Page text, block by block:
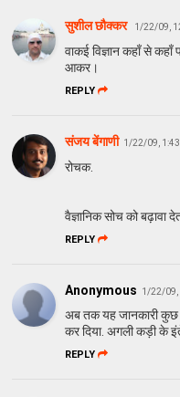
सुशील छौक्कर 1/22/09,
वाकई विज्ञान कहाँ से
आकर।
REPLY
संजय बेंगाणी 1/22/09, 1:43
रोचक.
वैज्ञानिक सोच को बढ़ावा
REPLY
Anonymous 1/22/09,
अब तक यह जानकारी
कर दिया. अगली कड़ी के
REPLY